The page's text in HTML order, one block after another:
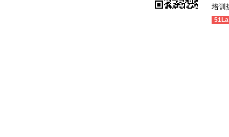
培训
51La